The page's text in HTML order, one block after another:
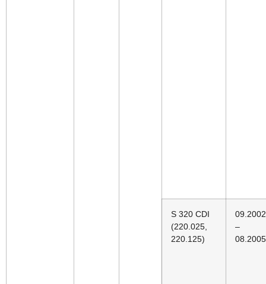
S 320 CDI
(220.025,
220.125)
09.2002
–
08.2005